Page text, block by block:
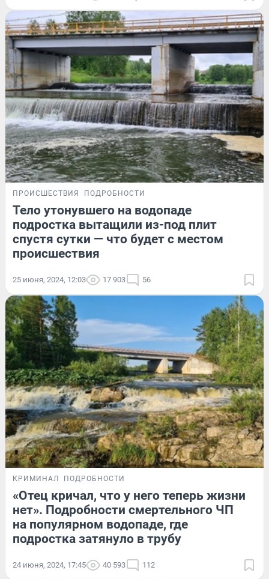
ПРОИСШЕСТВИЯ ПОДРОБНОСТИ
Тело утонувшего на водопаде
подростка вытащили из-под плит
спустя сутки — что будет с местом
происшествия
25 июня, 2024, 12:03 17 903 56
КРИМИНАЛ ПОДРОБНОСТИ
«Отец кричал, что у него теперь жизни
нет». Подробности смертельного ЧП
на популярном водопаде, где
подростка затянуло в трубу
24 июня, 2024, 17:45 40 593 112